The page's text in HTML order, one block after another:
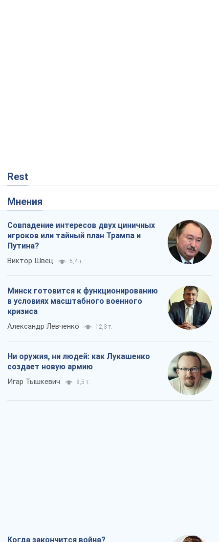
Rest
Мнения
Совпадение интересов двух циничных
игроков или тайный план Трампа и
Путина?
Виктор Швец 6,4 т.
Минск готовится к функционированию
в условиях масштабного военного
кризиса
Александр Левченко 12,3 т.
Ни оружия, ни людей: как Лукашенко
создает новую армию
Игар Тышкевич 8,5 т.
Когда закончится война?